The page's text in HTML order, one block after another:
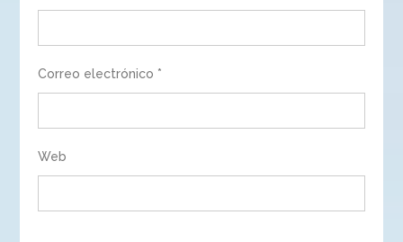
Correo electrónico *
Web